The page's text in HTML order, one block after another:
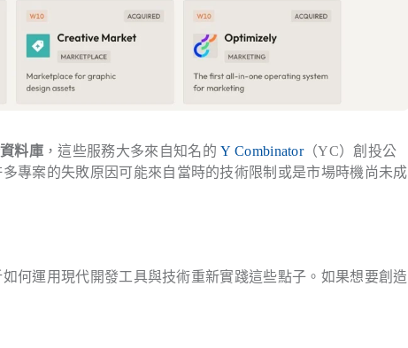
料庫 ，這些服務大多來自知名的Y Combinator（YC）創投公
專案的失敗原因可能來自當時的技術限制或是市場時機尚未成
何運用現代開發工具與技術重新實踐這些點子。如果想要創造